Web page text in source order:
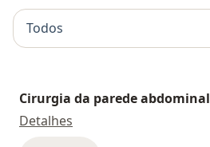
Todos
Cirurgia da parede abdominal
Detalhes